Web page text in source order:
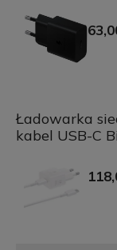
Ładowarka
kabel USB-C